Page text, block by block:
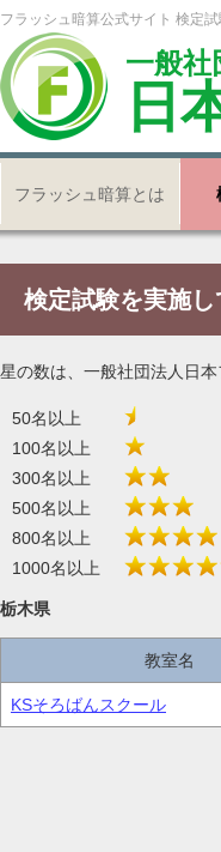
フラッシュ暗算公式サイト 検定
一般社
日
フラッシュ暗算とは
検定試験を実施
星の数は、一般社団法人日
50名以上
100名以上
300名以上
500名以上
800名以上
1000名以上
栃木県
教室名
KSそろばんスクール